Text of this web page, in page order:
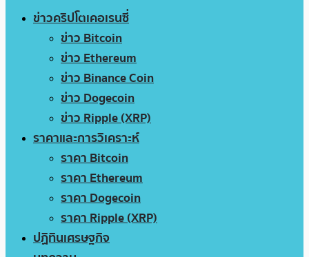
ข่าวคริปโตเคอเรนซี่
ข่าว Bitcoin
ข่าว Ethereum
ข่าว Binance Coin
ข่าว Dogecoin
ข่าว Ripple (XRP)
ราคาและการวิเคราะห์
ราคา Bitcoin
ราคา Ethereum
ราคา Dogecoin
ราคา Ripple (XRP)
ปฏิทินเศรษฐกิจ